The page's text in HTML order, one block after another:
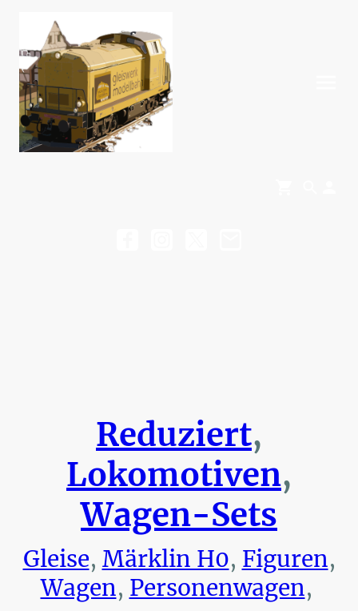
Reduziert,
Lokomotiven,
Wagen-Sets
Gleise, Märklin H0, Figuren,
Wagen, Personenwagen,